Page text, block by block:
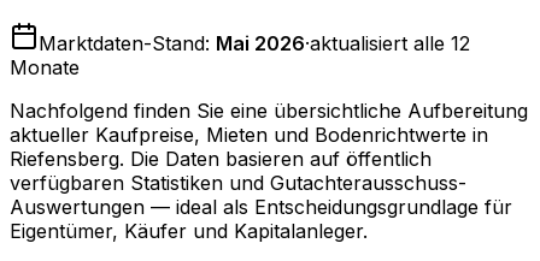
Marktdaten-Stand: Mai 2026·aktualisiert alle 12
Monate
Nachfolgend finden Sie eine übersichtliche Aufbereitung
aktueller Kaufpreise, Mieten und Bodenrichtwerte in
Riefensberg. Die Daten basieren auf öffentlich
verfügbaren Statistiken und Gutachterausschuss-
Auswertungen — ideal als Entscheidungsgrundlage für
Eigentümer, Käufer und Kapitalanleger.